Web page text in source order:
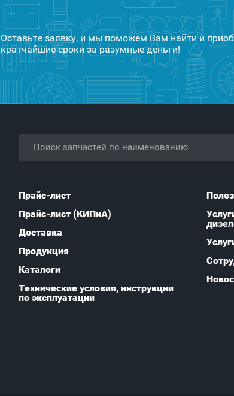
Оставьте заявку, и мы поможем Вам найти и
кратчайшие сроки за разумные деньги!
Прайс-лист
Прайс-лист (КИПиА)
Доставка
Продукция
Каталоги
Технические условия, инструкции
по эксплуатации